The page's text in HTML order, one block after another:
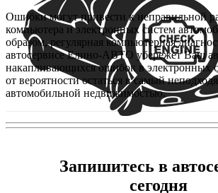
Ошибки могут привести к неправильной
компьютера и электронных систем
образом, регулярная компьютерная
автосервисе Елино-АВТО убережет Ваш
накапливающихся ошибок в электронных
от вероятности остаться в самый
автомобильной недвижимостью.
Запишитесь в
сегодня